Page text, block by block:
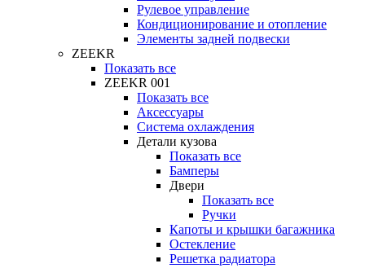
Рулевое управление
Кондиционирование и отопление
Элементы задней подвески
ZEEKR
Показать все
ZEEKR 001
Показать все
Аксессуары
Система охлаждения
Детали кузова
Показать все
Бамперы
Двери
Показать все
Ручки
Капоты и крышки багажника
Остекление
Решетка радиатора